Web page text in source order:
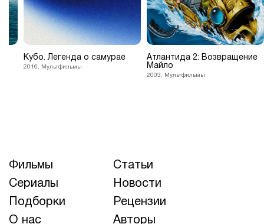
Кубо. Легенда о самурае
2016, Мультфильмы
Атлантида 2: Возвращение
Майло
2003, Мультфильмы
Фильмы
Статьи
Сериалы
Новости
Подборки
Рецензии
О нас
Авторы